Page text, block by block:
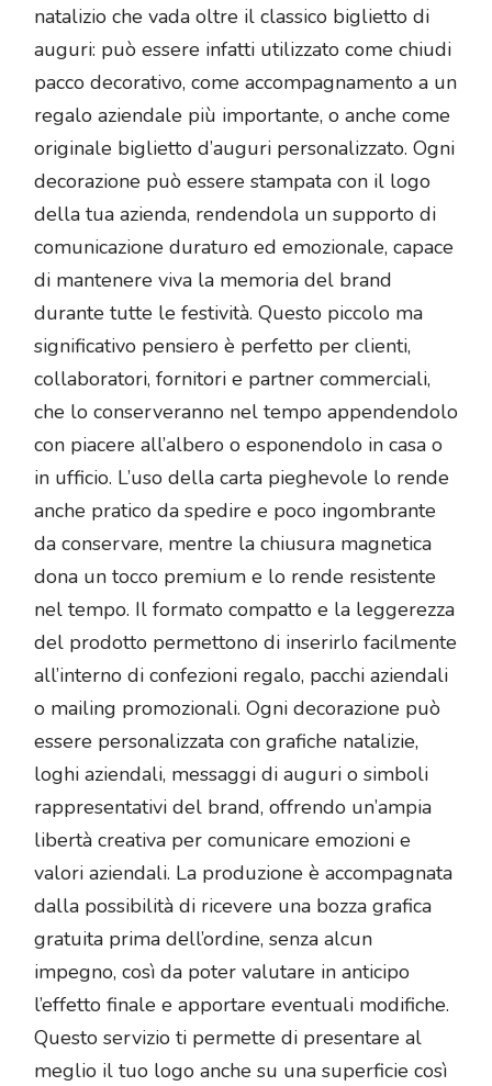
natalizio che vada oltre il classico biglietto di
auguri: può essere infatti utilizzato come chiudi
pacco decorativo, come accompagnamento a un
regalo aziendale più importante, o anche come
originale biglietto d’auguri personalizzato. Ogni
decorazione può essere stampata con il logo
della tua azienda, rendendola un supporto di
comunicazione duraturo ed emozionale, capace
di mantenere viva la memoria del brand
durante tutte le festività. Questo piccolo ma
significativo pensiero è perfetto per clienti,
collaboratori, fornitori e partner commerciali,
che lo conserveranno nel tempo appendendolo
con piacere all’albero o esponendolo in casa o
in ufficio. L’uso della carta pieghevole lo rende
anche pratico da spedire e poco ingombrante
da conservare, mentre la chiusura magnetica
dona un tocco premium e lo rende resistente
nel tempo. Il formato compatto e la leggerezza
del prodotto permettono di inserirlo facilmente
all’interno di confezioni regalo, pacchi aziendali
o mailing promozionali. Ogni decorazione può
essere personalizzata con grafiche natalizie,
loghi aziendali, messaggi di auguri o simboli
rappresentativi del brand, offrendo un’ampia
libertà creativa per comunicare emozioni e
valori aziendali. La produzione è accompagnata
dalla possibilità di ricevere una bozza grafica
gratuita prima dell’ordine, senza alcun
impegno, così da poter valutare in anticipo
l’effetto finale e apportare eventuali modifiche.
Questo servizio ti permette di presentare al
meglio il tuo logo anche su una superficie così